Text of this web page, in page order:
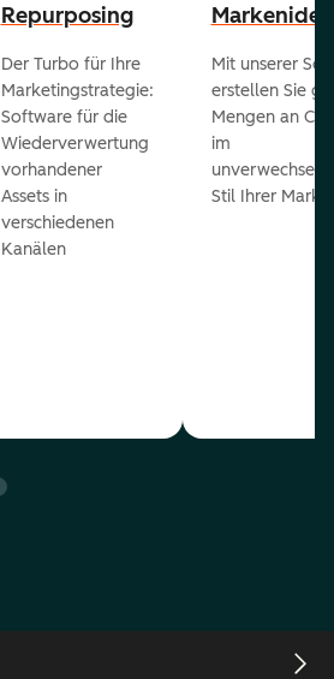
Repurposing
Der Turbo für Ihre
Marketingstrategie:
Software für die
Wiederverwertung
vorhandener
Assets in
verschiedenen
Kanälen
Mit unserer
erstellen Sie
Mengen an
im
Stil Ihrer Marke.